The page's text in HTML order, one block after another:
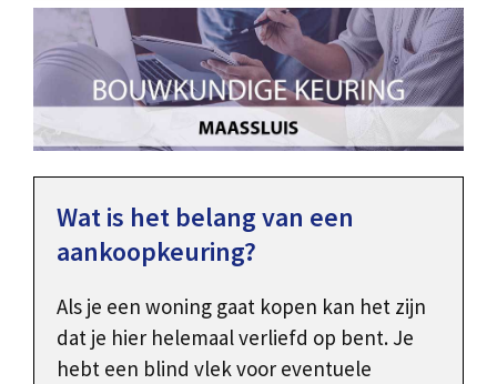
Wat is het belang van een
aankoopkeuring?
Als je een woning gaat kopen kan het zijn
dat je hier helemaal verliefd op bent. Je
hebt een blind vlek voor eventuele